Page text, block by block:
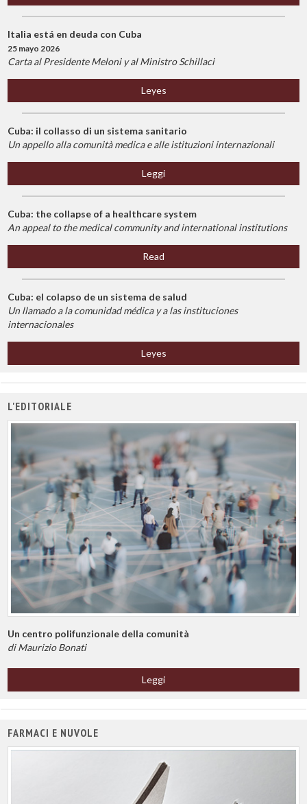
Italia está en deuda con Cuba
25 mayo 2026
Carta al Presidente Meloni y al Ministro Schillaci
Leyes
Cuba: il collasso di un sistema sanitario
Un appello alla comunità medica e alle istituzioni internazionali
Leggi
Cuba: the collapse of a healthcare system
An appeal to the medical community and international institutions
Read
Cuba: el colapso de un sistema de salud
Un llamado a la comunidad médica y a las instituciones
internacionales
Leyes
L'EDITORIALE
Un centro polifunzionale della comunità
di Maurizio Bonati
Leggi
FARMACI E NUVOLE